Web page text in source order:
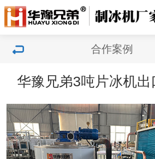
合作案例
华豫兄弟3吨片冰机出